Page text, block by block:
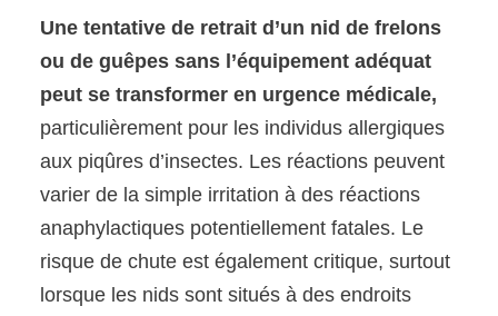
Une tentative de retrait d’un nid de frelons
ou de guêpes sans l’équipement adéquat
peut se transformer en urgence médicale,
particulièrement pour les individus allergiques
aux piqûres d’insectes. Les réactions peuvent
varier de la simple irritation à des réactions
anaphylactiques potentiellement fatales. Le
risque de chute est également critique, surtout
lorsque les nids sont situés à des endroits